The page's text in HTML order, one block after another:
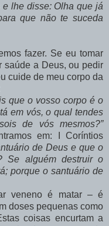
lhe disse: Olha que já
que não te suceda
fazer. Se eu tomar
saúde a Deus, ou pedir
cuide de meu corpo da
que o vosso corpo é o
em vós, o qual tendes
de vós mesmos?”
em: I Coríntios
de Deus e que o
Se alguém destruir o
porque o santuário de
veneno é matar – é
doses pequenas como
coisas encurtam a